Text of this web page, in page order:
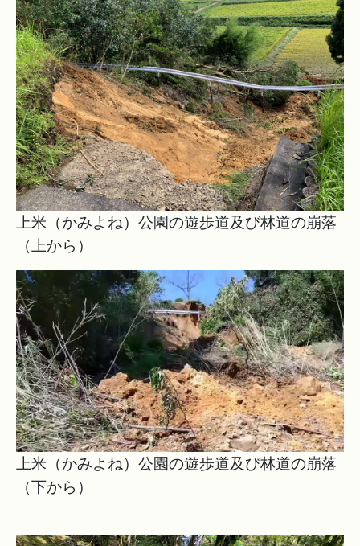
上米（かみよね）公園の遊歩道及び林道の崩落
（上から）
上米（かみよね）公園の遊歩道及び林道の崩落
（下から）